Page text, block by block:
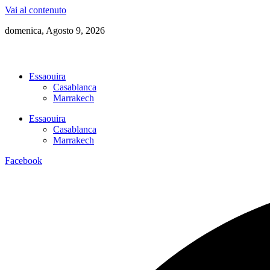
Vai al contenuto
domenica, Agosto 9, 2026
Essaouira
Casablanca
Marrakech
Essaouira
Casablanca
Marrakech
Facebook